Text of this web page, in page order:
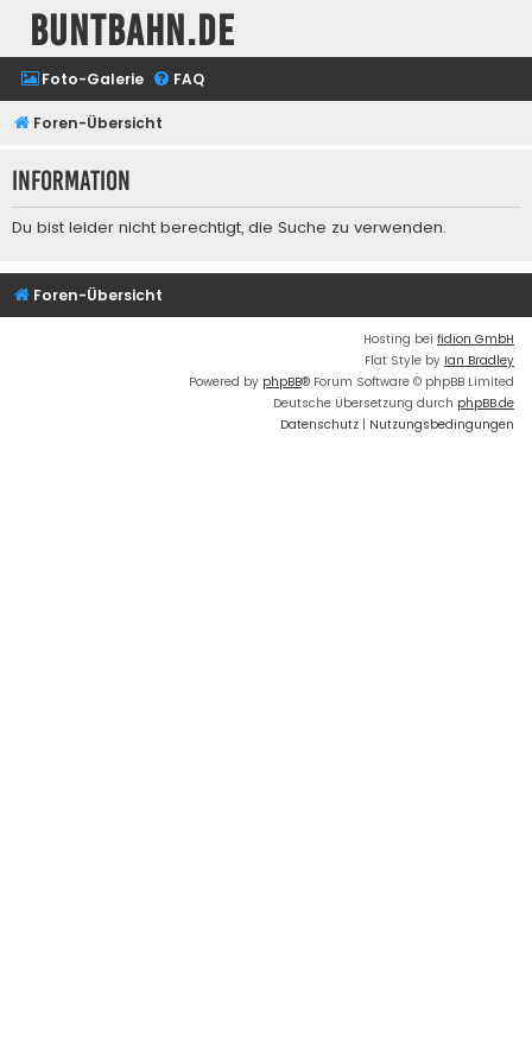
buntbahn.de
Foto-Galerie FAQ
Foren-Übersicht
Information
Du bist leider nicht berechtigt, die Suche zu verwenden.
Foren-Übersicht
Hosting bei fidion GmbH
Flat Style by Ian Bradley
Powered by phpBB® Forum Software © phpBB Limited
Deutsche Übersetzung durch phpBB.de
Datenschutz | Nutzungsbedingungen